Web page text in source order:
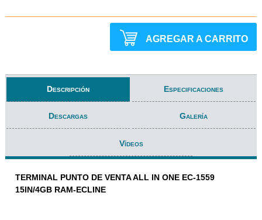
AGREGAR A CARRITO
Descripción Especificaciones
Descargas Galería
Vídeos
TERMINAL PUNTO DE VENTA ALL IN ONE EC-1559
15IN/4GB RAM-ECLINE